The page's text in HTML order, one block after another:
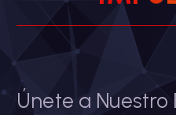
Únete a Nuestro